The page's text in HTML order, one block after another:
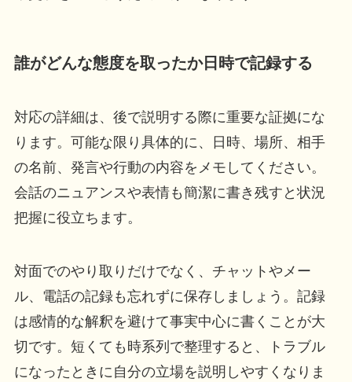
誰がどんな態度を取ったか日時で記録する
対応の詳細は、後で説明する際に重要な証拠にな
ります。可能な限り具体的に、日時、場所、相手
の名前、発言や行動の内容をメモしてください。
会話のニュアンスや表情も簡潔に書き残すと状況
把握に役立ちます。
対面でのやり取りだけでなく、チャットやメー
ル、電話の記録も忘れずに保存しましょう。記録
は感情的な解釈を避けて事実中心に書くことが大
切です。短くても時系列で整理すると、トラブル
になったときに自分の立場を説明しやすくなりま